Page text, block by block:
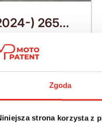
Zgoda
strona korzysta z
) 265
Rok produkcji:
Automatyczna